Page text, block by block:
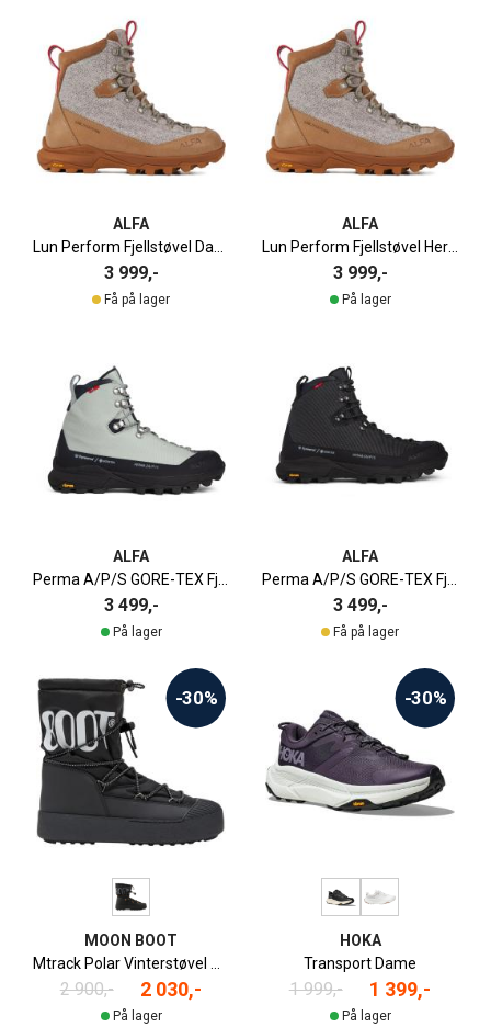
ALFA
3 999,-
Få på lager
ALFA
3 999,-
På lager
ALFA
3 499,-
På lager
ALFA
3 499,-
Få på lager
-30%
MOON BOOT
2 900,- 2 030,-
På lager
-30%
HOKA
Transport Dame
1 999,- 1 399,-
På lager